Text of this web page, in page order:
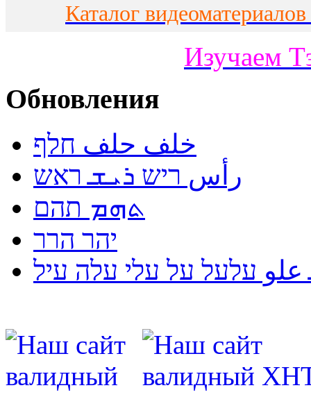
Каталог
Изучаем
Обновления
خلف حلف חלף
رأس ריש ܪܝܫ ראש
ܬܗܡ תהם
יהר הרר
עלעל על עלי עלה עיל